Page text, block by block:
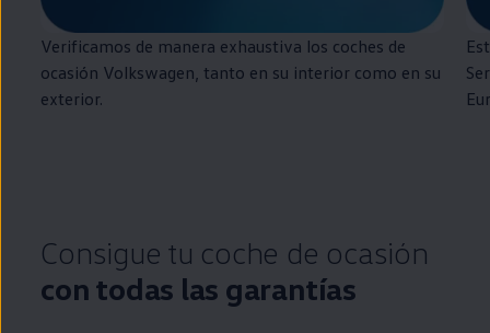
Verificamos de manera exhaustiva los coches de
ocasión Volkswagen , tanto en su interior como en su
exterior.
Consigue tu coche de ocasión
con todas las garantías